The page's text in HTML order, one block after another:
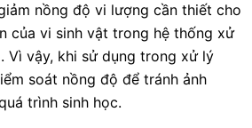
nồng độ vi lượng cần thiết cho
của vi sinh vật trong hệ thống xử
Vì vậy, khi sử dụng trong xử lý
soát nồng độ để tránh ảnh
trình sinh học.